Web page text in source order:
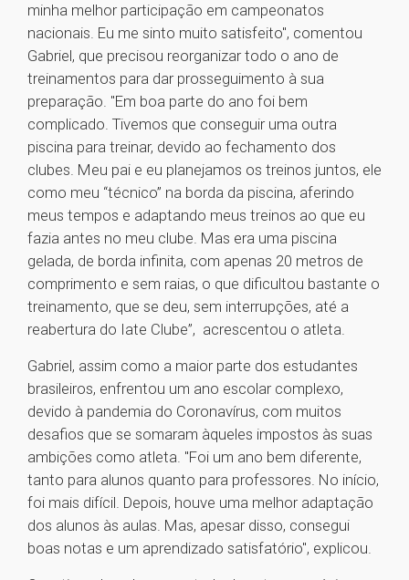
minha melhor participação em campeonatos
nacionais. Eu me sinto muito satisfeito", comentou
Gabriel, que precisou reorganizar todo o ano de
treinamentos para dar prosseguimento à sua
preparação. "Em boa parte do ano foi bem
complicado. Tivemos que conseguir uma outra
piscina para treinar, devido ao fechamento dos
clubes. Meu pai e eu planejamos os treinos juntos, ele
como meu “técnico” na borda da piscina, aferindo
meus tempos e adaptando meus treinos ao que eu
fazia antes no meu clube. Mas era uma piscina
gelada, de borda infinita, com apenas 20 metros de
comprimento e sem raias, o que dificultou bastante o
treinamento, que se deu, sem interrupções, até a
reabertura do Iate Clube”, acrescentou o atleta.
Gabriel, assim como a maior parte dos estudantes
brasileiros, enfrentou um ano escolar complexo,
devido à pandemia do Coronavírus, com muitos
desafios que se somaram àqueles impostos às suas
ambições como atleta. "Foi um ano bem diferente,
tanto para alunos quanto para professores. No início,
foi mais difícil. Depois, houve uma melhor adaptação
dos alunos às aulas. Mas, apesar disso, consegui
boas notas e um aprendizado satisfatório", explicou.